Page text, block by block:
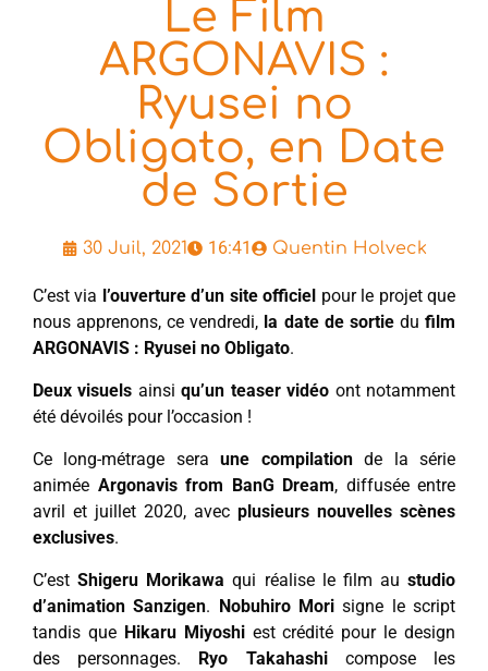
Le Film
ARGONAVIS :
Ryusei no
Obligato, en Date
de Sortie
30 Juil, 2021 16:41 Quentin Holveck
C’est via l’ouverture d’un site officiel pour le projet que
nous apprenons, ce vendredi, la date de sortiedufilm
ARGONAVIS : Ryusei no Obligato.
Deux visuels ainsiqu’un teaser vidéo ont notamment
été dévoilés pour l’occasion !
Ce long-métrage seraune compilationde la série
animée Argonavis from BanG Dream, diffusée entre
avril et juillet 2020, avec plusieurs nouvelles scènes
exclusives.
C’estShigeru Morikawa qui réalise le film au studio
d’animation Sanzigen. Nobuhiro Mori signe le script
tandis que Hikaru Miyoshiest crédité pour le design
des personnages. Ryo Takahashicompose les